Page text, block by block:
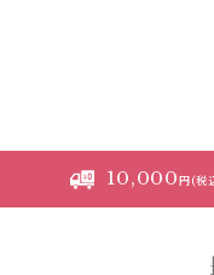
1. 当社は、会
を随時変更す
はこれを承諾
2. 前項の変
10,000円(税